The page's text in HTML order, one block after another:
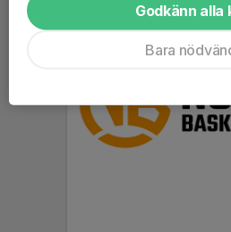
Godkänn alla
Bara